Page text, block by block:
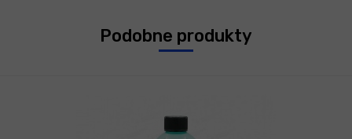
Podobne produkty